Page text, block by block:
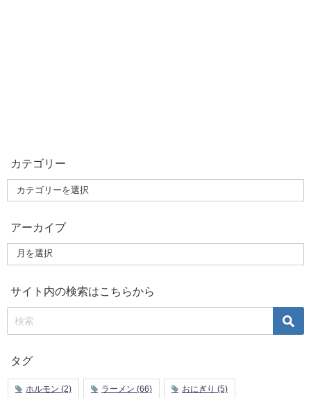
カテゴリー
アーカイブ
サイト内の検索はこちらから
タグ
ホルモン (2) ラーメン (66) おにぎり (5)